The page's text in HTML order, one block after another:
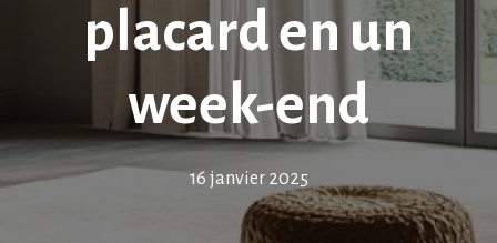
placard en un
week-end
16 janvier 2025